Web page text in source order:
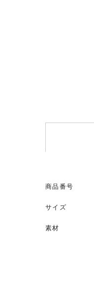
商品番号
サイズ
素材